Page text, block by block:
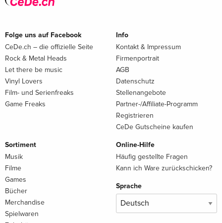
Folge uns auf Facebook
CeDe.ch – die offizielle Seite
Rock & Metal Heads
Let there be music
Vinyl Lovers
Film- und Serienfreaks
Game Freaks
Info
Kontakt & Impressum
Firmenportrait
AGB
Datenschutz
Stellenangebote
Partner-/Affiliate-Programm
Registrieren
CeDe Gutscheine kaufen
Sortiment
Musik
Filme
Games
Bücher
Merchandise
Spielwaren
Online-Hilfe
Häufig gestellte Fragen
Kann ich Ware zurückschicken?
Sprache